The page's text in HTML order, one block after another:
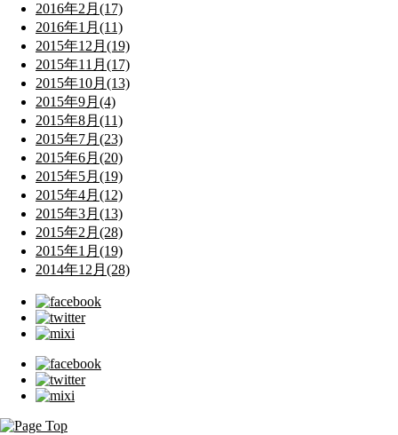
2016年2月(17)
2016年1月(11)
2015年12月(19)
2015年11月(17)
2015年10月(13)
2015年9月(4)
2015年8月(11)
2015年7月(23)
2015年6月(20)
2015年5月(19)
2015年4月(12)
2015年3月(13)
2015年2月(28)
2015年1月(19)
2014年12月(28)